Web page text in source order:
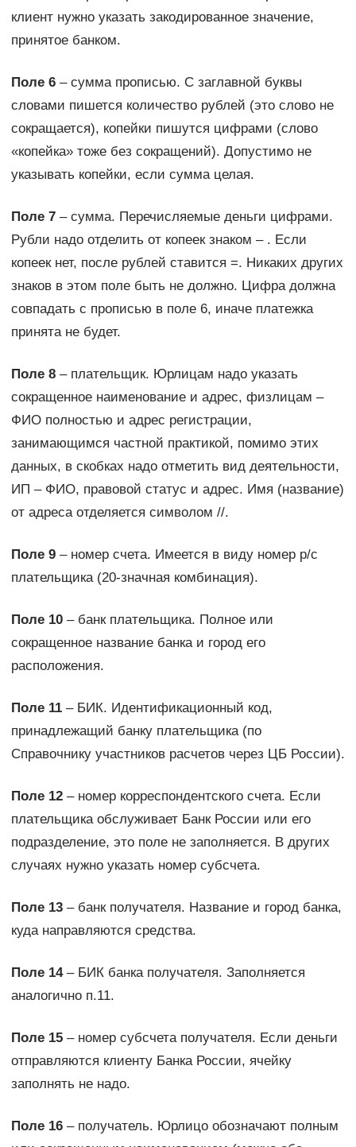
клиент нужно указать закодированное значение,
принятое банком.
Поле 6– сумма прописью. С заглавной буквы
словами пишется количество рублей (это слово не
сокращается), копейки пишутся цифрами (слово
«копейка» тоже без сокращений). Допустимо не
указывать копейки, если сумма целая.
Поле 7– сумма. Перечисляемые деньги цифрами.
Рубли надо отделить от копеек знаком – . Если
копеек нет, после рублей ставится =. Никаких других
знаков в этом поле быть не должно. Цифра должна
совпадать с прописью в поле 6, иначе платежка
принята не будет.
Поле 8– плательщик. Юрлицам надо указать
сокращенное наименование и адрес, физлицам –
ФИО полностью и адрес регистрации,
занимающимся частной практикой, помимо этих
данных, в скобках надо отметить вид деятельности,
ИП – ФИО, правовой статус и адрес. Имя (название)
от адреса отделяется символом //.
Поле 9– номер счета. Имеется в виду номер р/с
плательщика (20-значная комбинация).
Поле 10– банк плательщика. Полное или
сокращенное название банка и город его
расположения.
Поле 11– БИК. Идентификационный код,
принадлежащий банку плательщика (по
Справочнику участников расчетов через ЦБ России).
Поле 12– номер корреспондентского счета. Если
плательщика обслуживает Банк России или его
подразделение, это поле не заполняется. В других
случаях нужно указать номер субсчета.
Поле 13– банк получателя. Название и город банка,
куда направляются средства.
Поле 14– БИК банка получателя. Заполняется
аналогично п.11.
Поле 15– номер субсчета получателя. Если деньги
отправляются клиенту Банка России, ячейку
заполнять не надо.
Поле 16– получатель. Юрлицо обозначают полным